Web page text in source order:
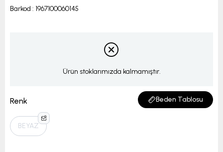
Barkod : 1967100060145
Ürün stoklarımızda kalmamıştır.
Renk Beden Tablosu
BEYAZ